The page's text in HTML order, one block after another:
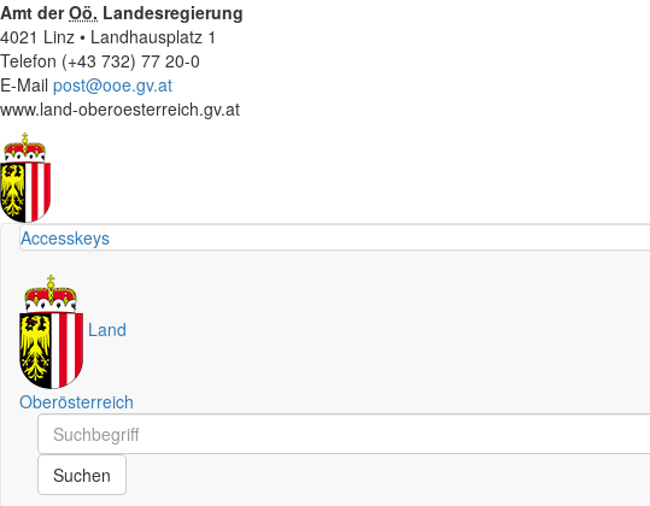
Amt derOö. Landesregierung
4021 Linz • Landhausplatz 1
Telefon (+43 732) 77 20-0
E-Mail post@ooe.gv.at
www.land-oberoesterreich.gv.at
Accesskeys
Land
Oberösterreich
Schnellsuche
Schnellsuche
Suchen